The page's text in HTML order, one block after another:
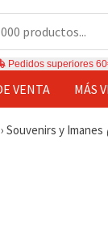
Pedidos superiores
VENTA MÁS
› Souvenirs y Imanes